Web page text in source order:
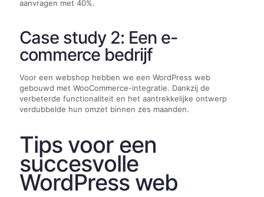
aanvragen met 40%.
Case study 2: Een e-
commerce bedrijf
Voor een webshop hebben we een WordPress web
gebouwd met WooCommerce-integratie. Dankzij de
verbeterde functionaliteit en het aantrekkelijke ontwerp
verdubbelde hun omzet binnen zes maanden.
Tips voor een
succesvolle
WordPress web